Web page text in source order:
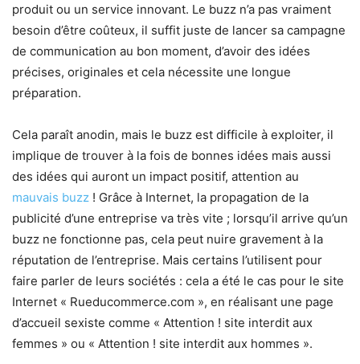
produit ou un service innovant. Le buzz n’a pas vraiment
besoin d’être coûteux, il suffit juste de lancer sa campagne
de communication au bon moment, d’avoir des idées
précises, originales et cela nécessite une longue
préparation.
Cela paraît anodin, mais le buzz est difficile à exploiter, il
implique de trouver à la fois de bonnes idées mais aussi
des idées qui auront un impact positif, attention au
mauvais buzz ! Grâce à Internet, la propagation de la
publicité d’une entreprise va très vite ; lorsqu’il arrive qu’un
buzz ne fonctionne pas, cela peut nuire gravement à la
réputation de l’entreprise. Mais certains l’utilisent pour
faire parler de leurs sociétés : cela a été le cas pour le site
Internet « Rueducommerce.com », en réalisant une page
d’accueil sexiste comme « Attention ! site interdit aux
femmes » ou « Attention ! site interdit aux hommes ».